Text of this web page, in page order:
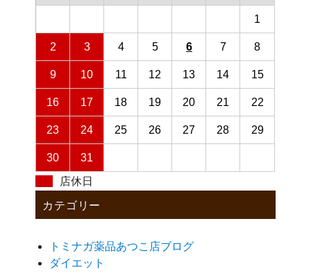
1
2 3 4 5 6 7 8
9 10 11 12 13 14 15
16 17 18 19 20 21 22
23 24 25 26 27 28 29
30
31
店休日
カテゴリー
トミナガ薬品あつこ店ブログ
ダイエット